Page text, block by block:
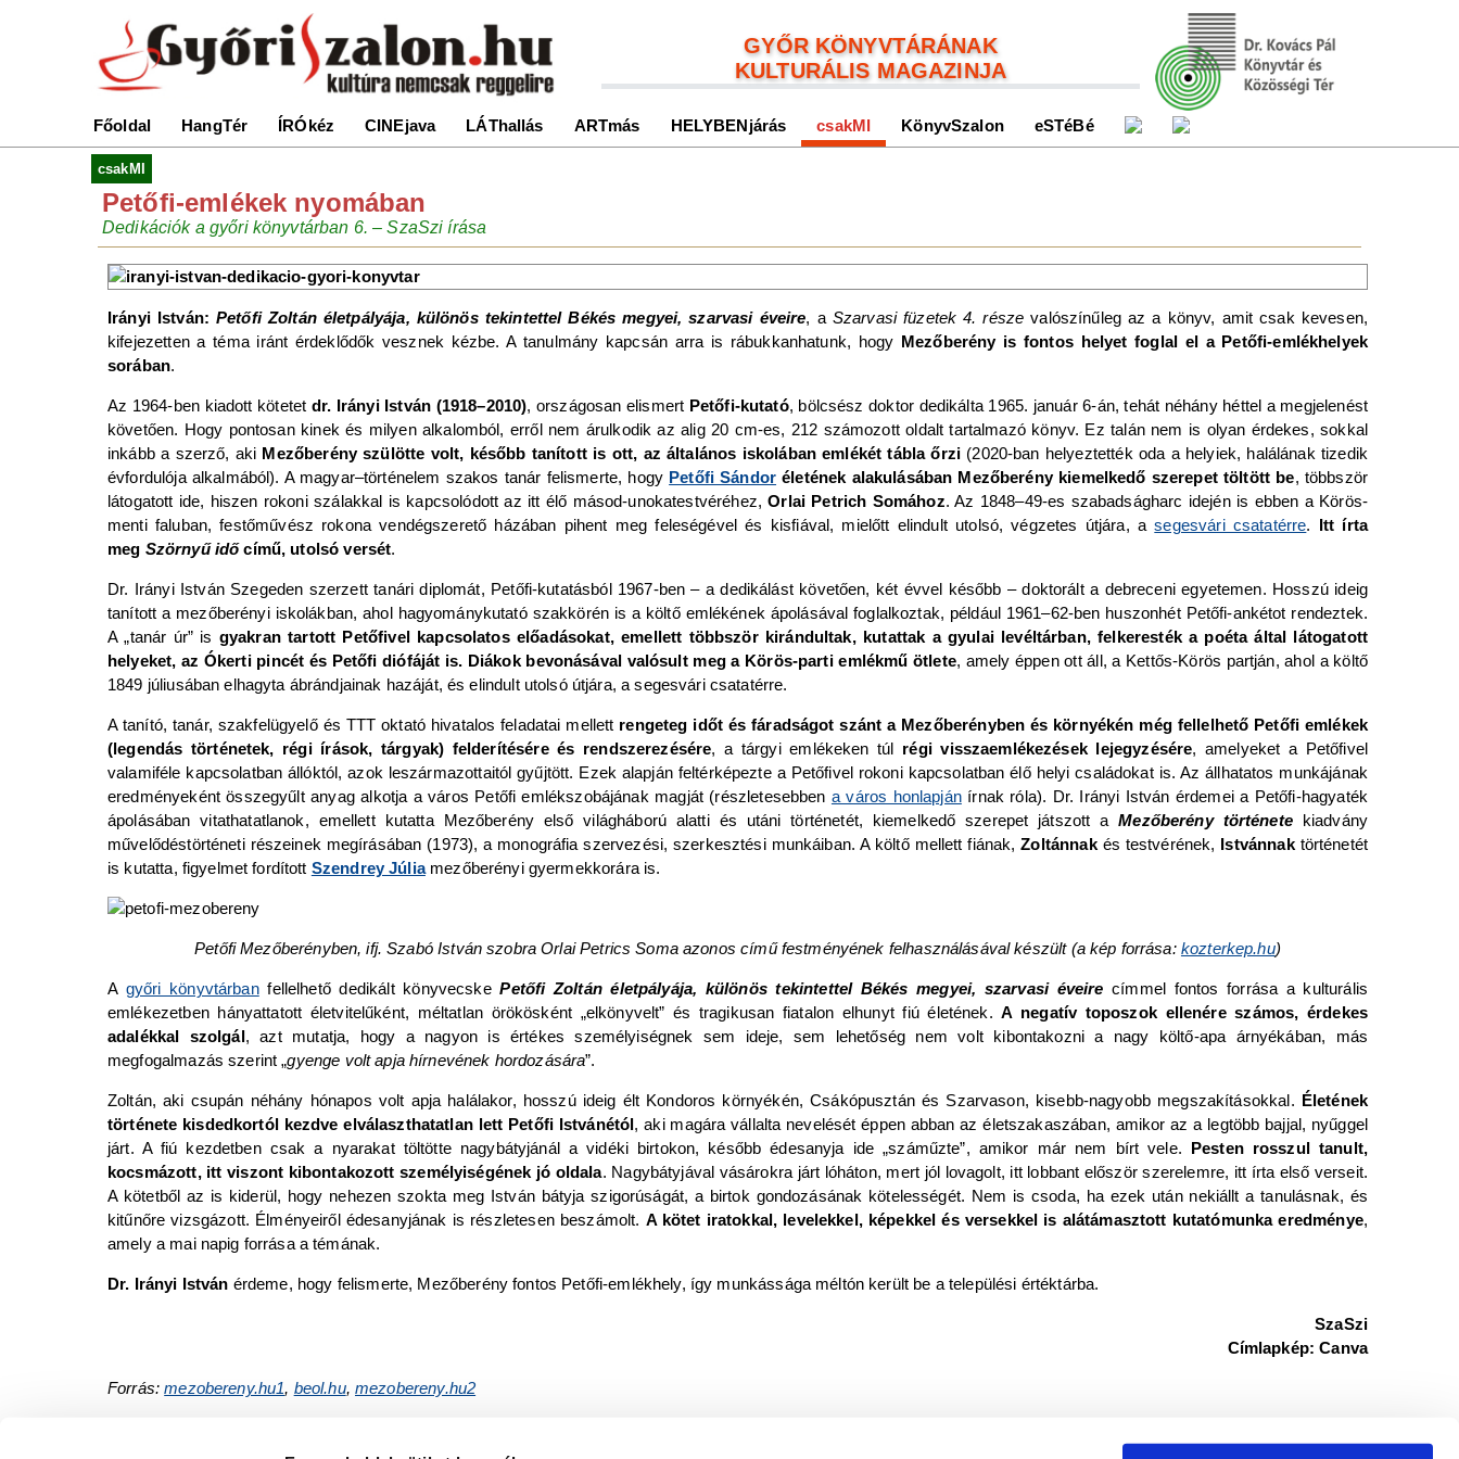
GYŐR KÖNYVTÁRÁNAK
KULTURÁLIS MAGAZINJA
Főoldal HangTér ÍRÓkéz CINEjava LÁThallás ARTmás HELYBENjárás csakMI KönyvSzalon eSTéBé
csakMI
Petőfi-emlékek nyomában
Dedikációk a győri könyvtárban 6. – SzaSzi írása
Irányi István:Petőfi Zoltán életpályája, különös tekintettel Békés megyei, szarvasi éveire, a Szarvasi füzetek 4. részevalószínűleg az a könyv, amit csak kevesen,
kifejezetten a téma iránt érdeklődők vesznek kézbe. A tanulmány kapcsán arra is rábukkanhatunk, hogy Mezőberény is fontos helyet foglal el a Petőfi-emlékhelyek
sorában.
Az 1964-ben kiadott kötetet dr. Irányi István (1918–2010), országosan elismert Petőfi-kutató, bölcsész doktor dedikálta 1965. január 6-án, tehát néhány héttel a megjelenést
követően. Hogy pontosan kinek és milyen alkalomból, erről nem árulkodik az alig 20 cm-es, 212 számozott oldalt tartalmazó könyv. Ez talán nem is olyan érdekes, sokkal
inkább a szerző, aki Mezőberény szülötte volt, később tanított is ott, az általános iskolában emlékét tábla őrzi (2020-ban helyeztették oda a helyiek, halálának tizedik
évfordulója alkalmából). A magyar–történelem szakos tanár felismerte, hogy Petőfi Sándor életének alakulásában Mezőberény kiemelkedő szerepet töltött be, többször
látogatott ide, hiszen rokoni szálakkal is kapcsolódott az itt élő másod-unokatestvéréhez,Orlai Petrich Somához. Az 1848–49-es szabadságharc idején is ebben a Körös-
menti faluban, festőművész rokona vendégszerető házában pihent meg feleségével és kisfiával, mielőtt elindult utolsó, végzetes útjára, asegesvári csatatérre. Itt írta
meg Szörnyű időcímű, utolsó versét.
Dr. Irányi István Szegeden szerzett tanári diplomát, Petőfi-kutatásból 1967-ben – a dedikálást követően, két évvel később – doktorált a debreceni egyetemen. Hosszú ideig
tanított a mezőberényi iskolákban, ahol hagyománykutató szakkörén is a költő emlékének ápolásával foglalkoztak, például 1961–62-ben huszonhét Petőfi-ankétot rendeztek.
A „tanár úr” is gyakran tartott Petőfivel kapcsolatos előadásokat, emellett többször kirándultak, kutattak a gyulai levéltárban, felkeresték a poéta által látogatott
helyeket, az Ókerti pincét és Petőfi diófáját is. Diákok bevonásával valósult meg a Körös-parti emlékmű ötlete, amely éppen ott áll, a Kettős-Körös partján, ahol a költő
1849 júliusában elhagyta ábrándjainak hazáját, és elindult utolsó útjára, a segesvári csatatérre.
A tanító, tanár, szakfelügyelő és TTT oktató hivatalos feladatai mellett rengeteg időt és fáradságot szánt a Mezőberényben és környékén még fellelhető Petőfi emlékek
(legendás történetek, régi írások, tárgyak) felderítésére és rendszerezésére, a tárgyi emlékeken túl régi visszaemlékezések lejegyzésére, amelyeket a Petőfivel
valamiféle kapcsolatban állóktól, azok leszármazottaitól gyűjtött. Ezek alapján feltérképezte a Petőfivel rokoni kapcsolatban élő helyi családokat is. Az állhatatos munkájának
eredményeként összegyűlt anyag alkotja a város Petőfi emlékszobájának magját (részletesebben a város honlapjánírnak róla). Dr. Irányi István érdemei a Petőfi-hagyaték
ápolásában vitathatatlanok, emellett kutatta Mezőberény első világháború alatti és utáni történetét, kiemelkedő szerepet játszott aMezőberény története kiadvány
művelődéstörténeti részeinek megírásában (1973), a monográfia szervezési, szerkesztési munkáiban. A költő mellett fiának,Zoltánnak és testvérének, Istvánnak történetét
is kutatta, figyelmet fordított Szendrey Júliamezőberényi gyermekkorára is.
Petőfi Mezőberényben, ifj. Szabó István szobra Orlai Petrics Soma azonos című festményének felhasználásával készült (a kép forrása: kozterkep.hu)
A győri könyvtárbanfellelhető dedikált könyvecske Petőfi Zoltán életpályája, különös tekintettel Békés megyei, szarvasi éveire címmel fontos forrása a kulturális
emlékezetben hányattatott életvitelűként, méltatlan örökösként „elkönyvelt” és tragikusan fiatalon elhunyt fiú életének.A negatív toposzok ellenére számos, érdekes
adalékkal szolgál, azt mutatja, hogy a nagyon is értékes személyiségnek sem ideje, sem lehetőség nem volt kibontakozni a nagy költő-apa árnyékában, más
megfogalmazás szerint „gyenge volt apja hírnevének hordozására”.
Zoltán, aki csupán néhány hónapos volt apja halálakor, hosszú ideig élt Kondoros környékén, Csákópusztán és Szarvason, kisebb-nagyobb megszakításokkal. Életének
története kisdedkortól kezdve elválaszthatatlan lett Petőfi Istvánétól, aki magára vállalta nevelését éppen abban az életszakaszában, amikor az a legtöbb bajjal, nyűggel
járt. A fiú kezdetben csak a nyarakat töltötte nagybátyjánál a vidéki birtokon, később édesanyja ide „száműzte”, amikor már nem bírt vele. Pesten rosszul tanult,
kocsmázott, itt viszont kibontakozott személyiségének jó oldala. Nagybátyjával vásárokra járt lóháton, mert jól lovagolt, itt lobbant először szerelemre, itt írta első verseit.
A kötetből az is kiderül, hogy nehezen szokta meg István bátyja szigorúságát, a birtok gondozásának kötelességét. Nem is csoda, ha ezek után nekiállt a tanulásnak, és
kitűnőre vizsgázott. Élményeiről édesanyjának is részletesen beszámolt. A kötet iratokkal, levelekkel, képekkel és versekkel is alátámasztott kutatómunka eredménye,
amely a mai napig forrása a témának.
Dr. Irányi István érdeme, hogy felismerte, Mezőberény fontos Petőfi-emlékhely, így munkássága méltón került be a települési értéktárba.
SzaSzi
Címlapkép: Canva
Forrás:mezobereny.hu1, beol.hu, mezobereny.hu2